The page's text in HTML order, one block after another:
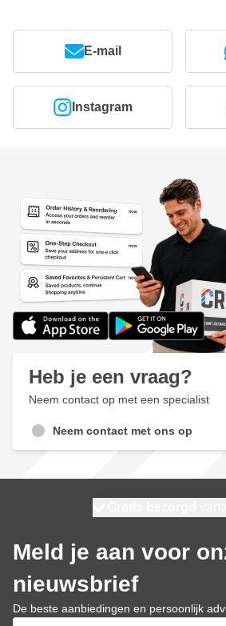
E-mail
Instagram
Heb je een vraag?
Neem contact op met een specialist
Neem contact met ons op
Meld je aan voor
nieuwsbrief
De beste aanbiedingen en persoonlijk